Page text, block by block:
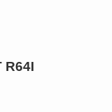
R64I